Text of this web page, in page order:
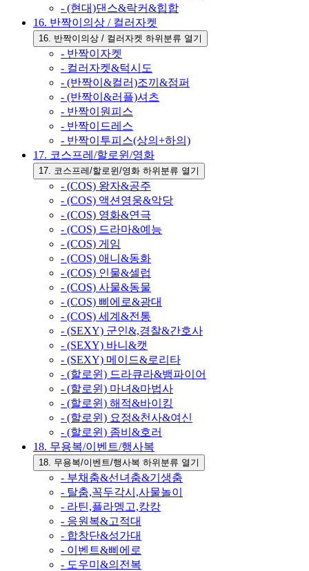
- (현대)댄스&락커&힙합
16. 반짝이의상 / 컬러자켓
16. 반짝이의상 / 컬러자켓 하위분류 열기
- 반짝이자켓
- 컬러자켓&턱시도
- (반짝이&컬러)조끼&점퍼
- (반짝이&러플)셔츠
- 반짝이원피스
- 반짝이드레스
- 반짝이투피스(상의+하의)
17. 코스프레/할로윈/영화
17. 코스프레/할로윈/영화 하위분류 열기
- (COS) 왕자&공주
- (COS) 액션영웅&악당
- (COS) 영화&연극
- (COS) 드라마&예능
- (COS) 게임
- (COS) 애니&동화
- (COS) 인물&셀럽
- (COS) 사물&동물
- (COS) 삐에로&광대
- (COS) 세계&전통
- (SEXY) 군인&,경찰&간호사
- (SEXY) 바니&캣
- (SEXY) 메이드&로리타
- (할로윈) 드라큐라&뱀파이어
- (할로윈) 마녀&마법사
- (할로윈) 해적&바이킹
- (할로윈) 요정&천사&여신
- (할로윈) 좀비&호러
18. 무용복/이벤트/행사복
18. 무용복/이벤트/행사복 하위분류 열기
- 부채춤&선녀춤&기생춤
- 탈춤,꼭두각시,사물놀이
- 라틴,플라멩고,캉캉
- 응원복&고적대
- 합창단&성가대
- 이벤트&삐에로
- 도우미&의전복